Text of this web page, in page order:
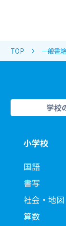
TOP 一般書
学校
小学校
国語
書写
社会・地図
算数